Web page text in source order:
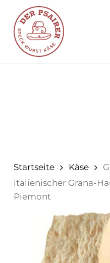
Hauptinhalt
springen
Startseite Käse
italienischer Grana-
Piemont